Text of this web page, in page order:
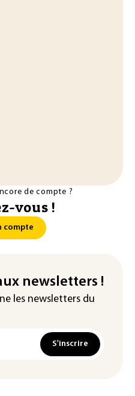
de compte ?
vous !
compte
newsletters !
les newsletters du
S'inscrire